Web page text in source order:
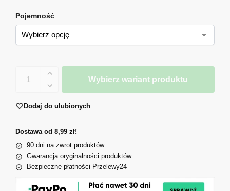
Pojemność
Wybierz wariant produktu
Dodaj do ulubionych
Dostawa od 8,99 zł!
90 dni na zwrot produktów
Gwarancja oryginalności produktów
Bezpieczne płatności Przelewy24